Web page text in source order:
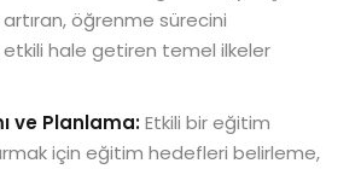
öğrenme sürecini
etkili hale getiren temel ilkeler
ve Planlama:Etkili bir eğitim
için eğitim hedefleri belirleme,